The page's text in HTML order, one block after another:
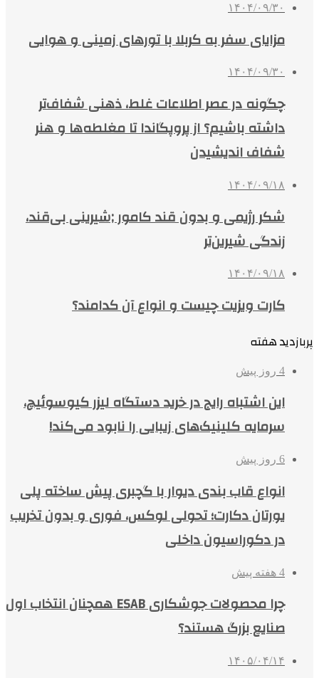
۱۴۰۴/۰۹/۳۰
مزایای سفر به کربلا با تورهای زمینی و هوایی
۱۴۰۴/۰۹/۳۰
چگونه در عصر اطلاعات غلط، ذهنی شفاف‌تر
داشته باشیم؟ از پروپگاندا تا مغلطه‌ها و هنر
شفاف اندیشیدن
۱۴۰۴/۰۹/۱۸
شکر رژیمی و بدون قند کامور ;شیرینی بی‌قند،
زندگی شیرین‌تر
۱۴۰۴/۰۹/۱۸
کارت ویزیت چیست و انواع آن کدامند؟
پربازدید هفته
4 روز پیش
این اشتباه رایج در خرید دستگاه لیزر کیوسوئیچ،
سرمایه کلینیک‌های زیبایی را نابود می‌کند!
6 روز پیش
انواع قاب بندی دیوار با گچبری پیش ساخته پلی
یورتان دکارت؛ تحولی لوکس، فوری و بدون تخریب
در دکوراسیون داخلی
4 هفته پیش
چرا محصولات جوشکاری ESAB همچنان انتخاب اول
صنایع بزرگ هستند؟
۱۴۰۵/۰۴/۱۴